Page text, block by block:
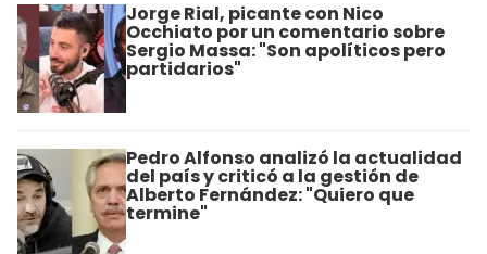
Jorge Rial, picante con Nico
Occhiato por un comentario sobre
Sergio Massa: "Son apolíticos pero
partidarios"
Pedro Alfonso analizó la actualidad
del país y criticó a la gestión de
Alberto Fernández: "Quiero que
termine"